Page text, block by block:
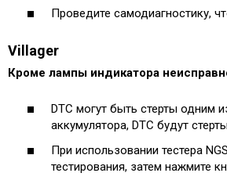
Проведите самодиагностику,
Villager
Кроме лампы индикатора
DTC могут быть стерты одним
аккумулятора, DTC будут
При использовании тестера
тестирования, затем нажмите